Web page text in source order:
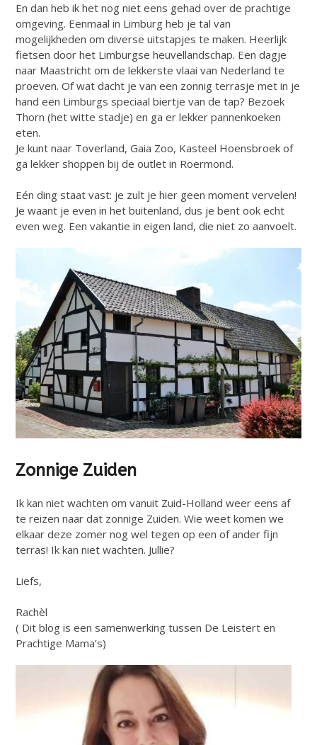
En dan heb ik het nog niet eens gehad over de prachtige
omgeving. Eenmaal in Limburg heb je tal van
mogelijkheden om diverse uitstapjes te maken. Heerlijk
fietsen door het Limburgse heuvellandschap. Een dagje
naar Maastricht om de lekkerste vlaai van Nederland te
proeven. Of wat dacht je van een zonnig terrasje met in je
hand een Limburgs speciaal biertje van de tap? Bezoek
Thorn (het witte stadje) en ga er lekker pannenkoeken
eten.
Je kunt naar Toverland, Gaia Zoo, Kasteel Hoensbroek of
ga lekker shoppen bij de outlet in Roermond.
Eén ding staat vast: je zult je hier geen moment vervelen!
Je waant je even in het buitenland, dus je bent ook echt
even weg. Een vakantie in eigen land, die niet zo aanvoelt.
Zonnige Zuiden
Ik kan niet wachten om vanuit Zuid-Holland weer eens af
te reizen naar dat zonnige Zuiden. Wie weet komen we
elkaar deze zomer nog wel tegen op een of ander fijn
terras! Ik kan niet wachten. Jullie?
Liefs,
Rachèl
( Dit blog is een samenwerking tussen De Leistert en
Prachtige Mama’s)